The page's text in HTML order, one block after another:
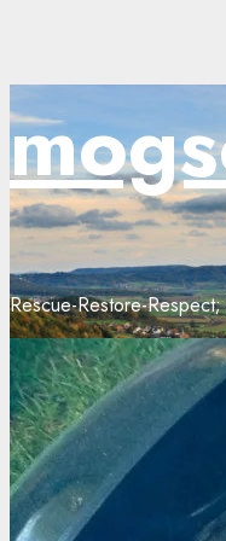
Inhalt
springen
Rescue-Restore-